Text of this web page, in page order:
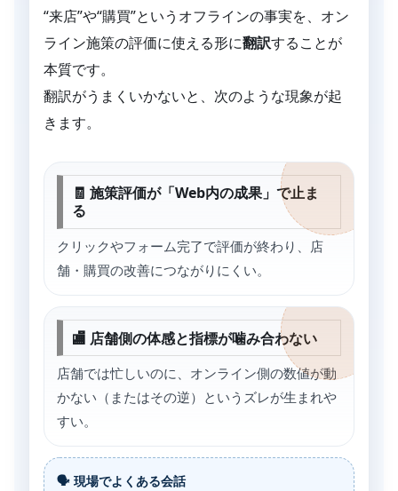
“来店”や“購買”というオフラインの事実を、オン
ライン施策の評価に使える形に翻訳することが
本質です。
翻訳がうまくいかないと、次のような現象が起
きます。
🧾 施策評価が「Web内の成果」で止ま
る
クリックやフォーム完了で評価が終わり、店
舗・購買の改善につながりにくい。
🏬 店舗側の体感と指標が噛み合わない
店舗では忙しいのに、オンライン側の数値が動
かない（またはその逆）というズレが生まれや
すい。
🗣 現場でよくある会話